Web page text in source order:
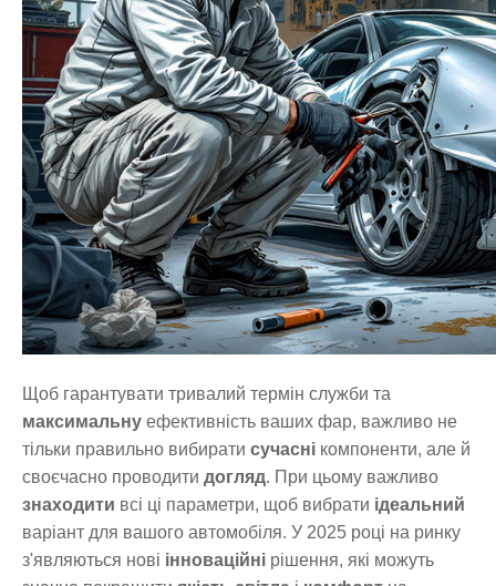
Щоб гарантувати тривалий термін служби та
максимальну ефективність ваших фар, важливо не
тільки правильно вибирати сучасні компоненти, але й
своєчасно проводити догляд. При цьому важливо
знаходити всі ці параметри, щоб вибрати ідеальний
варіант для вашого автомобіля. У 2025 році на ринку
з'являються нові інноваційні рішення, які можуть